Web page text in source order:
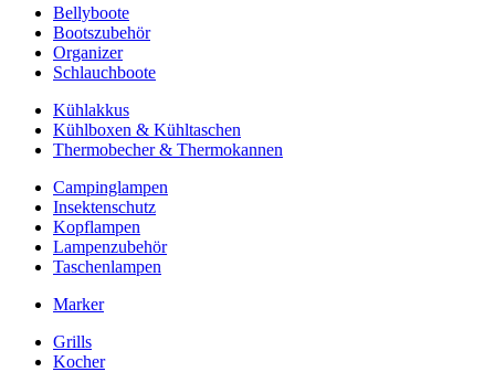
Bellyboote
Bootszubehör
Organizer
Schlauchboote
Kühlakkus
Kühlboxen & Kühltaschen
Thermobecher & Thermokannen
Campinglampen
Insektenschutz
Kopflampen
Lampenzubehör
Taschenlampen
Marker
Grills
Kocher